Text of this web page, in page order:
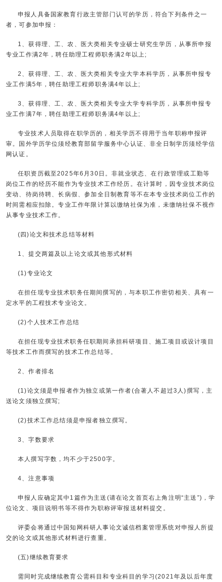
申报人具备国家教育行政主管部门认可的学历，符合下列条件之一
者，可参加申报：
1、获得理、工、农、医大类相关专业硕士研究生学历，从事所申报
专业工作满2年，聘任助理工程师职务满2年以上;
2、获得理、工、农、医大类相关专业大学本科学历，从事所申报专
业工作满5年，聘任助理工程师职务满4年以上;
3、获得理、工、农、医大类相关专业大学专科学历，从事所申报专
业工作满7年，聘任助理工程师职务满4年以上;
专业技术人员取得在职学历的，相关学历不得用于当年职称申报评
审。国外学历学位须经教育部留学服务中心认证、非全日制学历须经学信
网认证。
任职资历截至2025年6月30日。非就业状态、在行政管理或工勤等
岗位工作的经历不能作为专业技术工作经历。在计算时，因专业技术岗位
变动、待岗待聘、长病假、参加全日制教育等不在本专业技术岗位工作的
时间需相应扣除。专业工作年限计算以缴纳社保为准，未缴纳社保不视作
从事专业技术工作。
(四)论文和技术总结等材料
1、提交两篇及以上论文或其他形式材料
(1)专业论文
在担任现专业技术职务任期间撰写的，与本职工作密切相关、具有一
定水平的工程技术专业论文。
(2)个人技术工作总结
在担任现专业技术职务任职期间承担科研项目、施工项目或设计项目
等技术工作而撰写的技术工作总结等。
2、作者排名
(1)论文须是申报者作为独立或第一作者(合著人不超过3人)撰写，主
送论文须独立撰写;
(2)技术工作总结须是申报者独立撰写。
3、字数要求
本人撰写字数，均不少于2500字。
4、注意事项
申报人应确定其中1篇作为主送(请在论文首页右上角注明“主送”)，学
位论文、项目说明书等不得作为职称评审报送材料提交。
评委会将通过中国知网科研人事论文诚信档案管理系统对申报人所提
交的论文或其他形式材料进行查重。
(五)继续教育要求
需同时完成继续教育公需科目和专业科目的学习(2021年及以后年度